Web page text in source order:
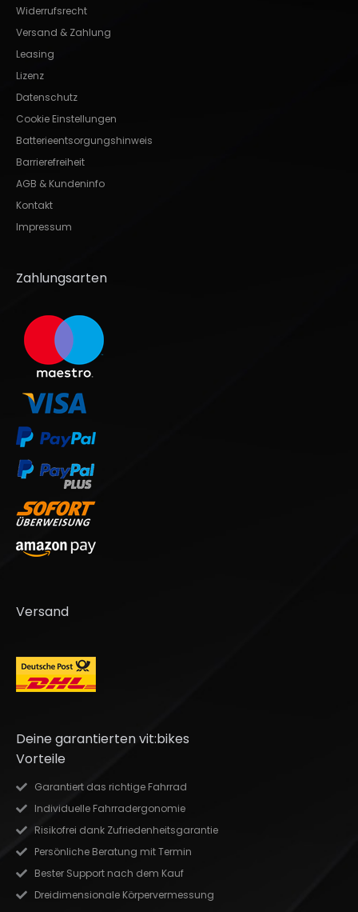
Widerrufsrecht
Versand & Zahlung
Leasing
Lizenz
Datenschutz
Cookie Einstellungen
Batterieentsorgungshinweis
Barrierefreiheit
AGB & Kundeninfo
Kontakt
Impressum
Zahlungsarten
Versand
Deine garantierten vit:bikes
Vorteile
Garantiert das richtige Fahrrad
Individuelle Fahrradergonomie
Risikofrei dank Zufriedenheitsgarantie
Persönliche Beratung mit Termin
Bester Support nach dem Kauf
Dreidimensionale Körpervermessung